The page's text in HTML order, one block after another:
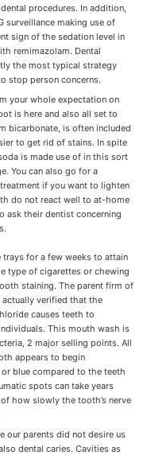
procedures. In addition,
surveillance making use of
sign of the sedation level in
remimazolam. Dental
the most typical strategy
stop person concerns.
your whole expectation on
is here and also all set to
bicarbonate, is often included
to get rid of stains. In spite
is made use of in this sort
You can also go for a
if you want to lighten
do not react well to at-home
ask their dentist concerning
trays for a few weeks to attain
type of cigarettes or chewing
staining. The parent firm of
actually verified that the
causes teeth to
This mouth wash is
2 major selling points. All
appears to begin
blue compared to the teeth
spots can take years
how slowly the tooth’s nerve
our parents did not desire us
dental caries. Cavities as